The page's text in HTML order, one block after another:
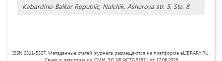
Kabardino-Balkar Republic, Nalchik, Ashurova str. 5, Ste. 8.
ISSN 2311-5327. Метаданные статей журнала размещаются на платформе eLIBRARY.RU.
Св-во о регистрации СМИ: ЭЛ № ФС77-91811 от 17.06.2026